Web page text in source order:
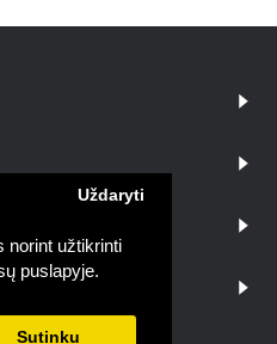
norint užtikrinti
puslapyje.
Uždaryti
Sutinku